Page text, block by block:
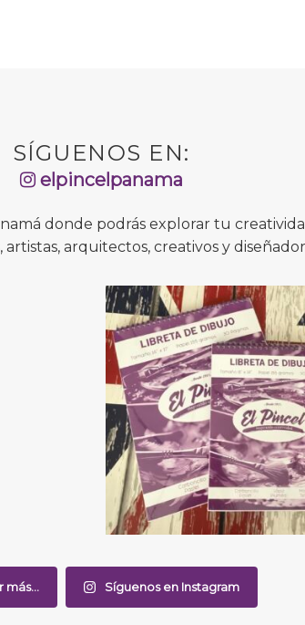
SÍGUENOS EN:
elpincelpanama
donde podrás explorar tu
artistas, arquitectos, creativos y
más... Síguenos en Instagram